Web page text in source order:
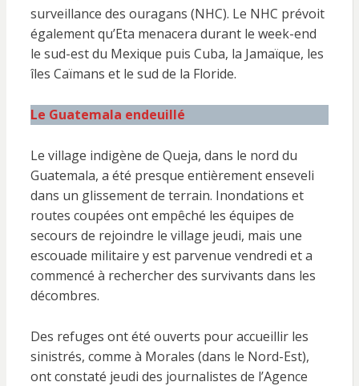
surveillance des ouragans (NHC). Le NHC prévoit
également qu’Eta menacera durant le week-end
le sud-est du Mexique puis Cuba, la Jamaïque, les
îles Caïmans et le sud de la Floride.
Le Guatemala endeuillé
Le village indigène de Queja, dans le nord du
Guatemala, a été presque entièrement enseveli
dans un glissement de terrain. Inondations et
routes coupées ont empêché les équipes de
secours de rejoindre le village jeudi, mais une
escouade militaire y est parvenue vendredi et a
commencé à rechercher des survivants dans les
décombres.
Des refuges ont été ouverts pour accueillir les
sinistrés, comme à Morales (dans le Nord-Est),
ont constaté jeudi des journalistes de l’Agence